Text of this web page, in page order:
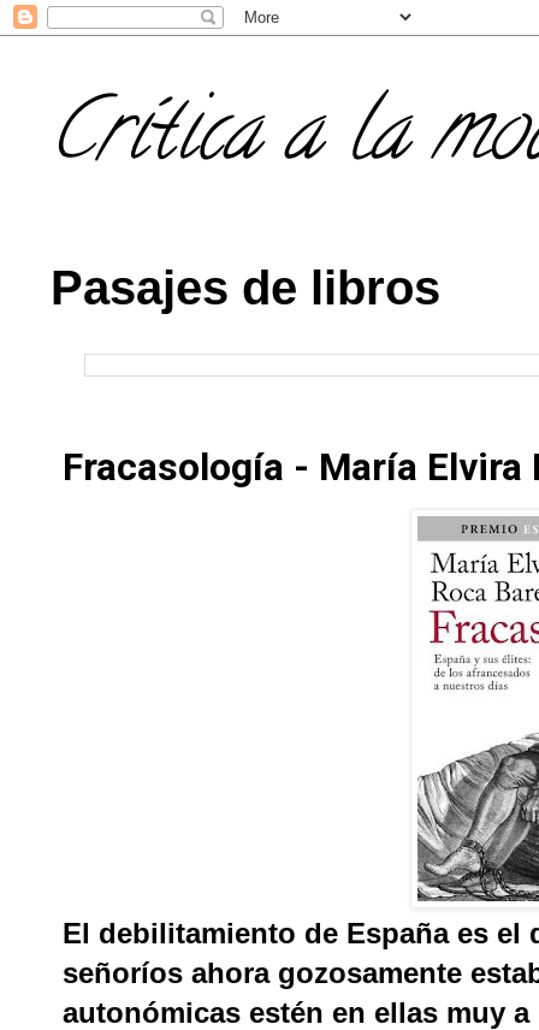
Crítica a la
Pasajes de libros
Fracasología - María Elvira
El debilitamiento de España es el
señoríos ahora gozosamente
autonómicas estén en ellas muy